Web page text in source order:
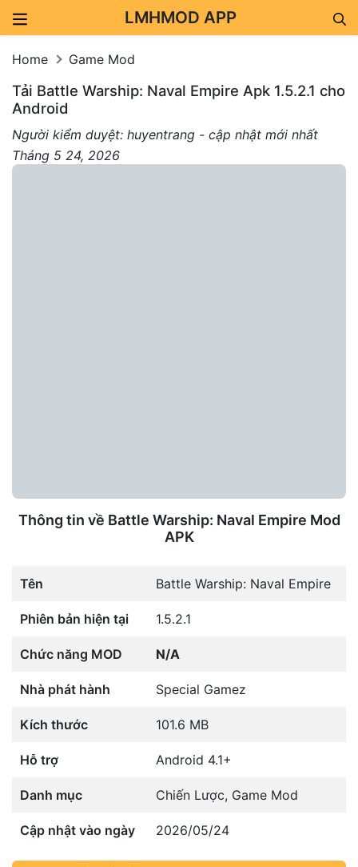
LMHMOD APP
Home Game Mod
Tải Battle Warship: Naval Empire Apk 1.5.2.1 cho
Android
Người kiểm duyệt: huyentrang - cập nhật mới nhất
Tháng 5 24, 2026
Thông tin về Battle Warship: Naval Empire Mod
APK
Tên Battle Warship: Naval Empire
Phiên bản hiện tại 1.5.2.1
Chức năng MOD N/A
Nhà phát hành Special Gamez
Kích thước 101.6 MB
Hỗ trợ Android 4.1+
Danh mục Chiến Lược, Game Mod
Cập nhật vào ngày 2026/05/24